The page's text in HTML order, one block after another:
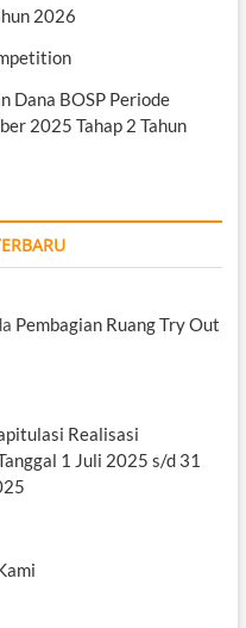
2026
Dana BOSP Periode
2025 Tahap 2 Tahun
Pembagian Ruang Try Out
Realisasi
1 Juli 2025 s/d 31